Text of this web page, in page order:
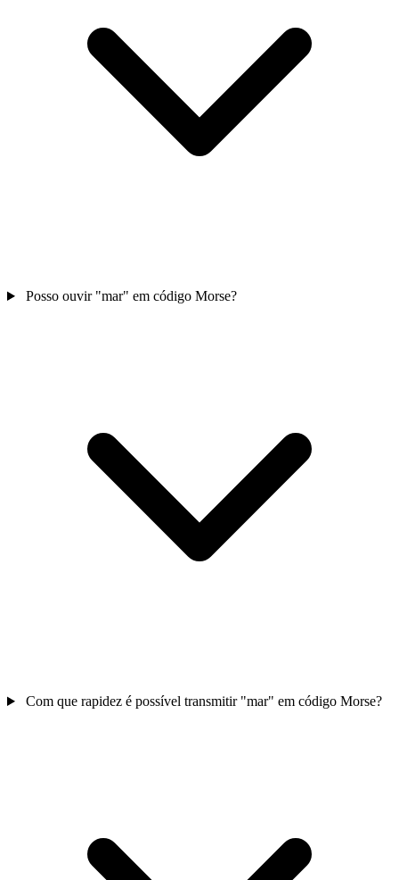
Posso ouvir "mar" em código Morse?
Com que rapidez é possível transmitir "mar" em código Morse?